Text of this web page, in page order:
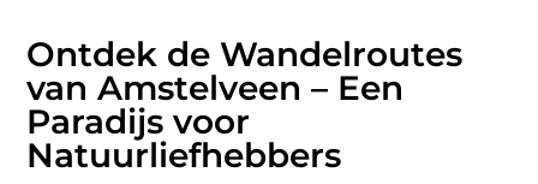
Ontdek de Wandelroutes
van Amstelveen – Een
Paradijs voor
Natuurliefhebbers